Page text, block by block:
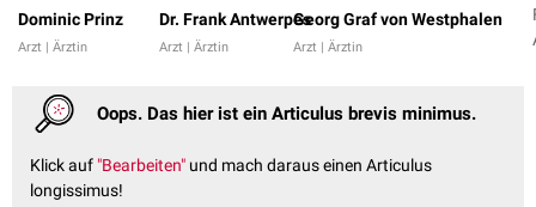
Dominic Prinz
Arzt | Ärztin
Dr. Frank Antwerpes
Arzt | Ärztin
Georg Graf von Westphalen
Arzt | Ärztin
Oops. Das hier ist ein Articulus brevis minimus.
Klick auf "Bearbeiten" und mach daraus einen Articulus
longissimus!